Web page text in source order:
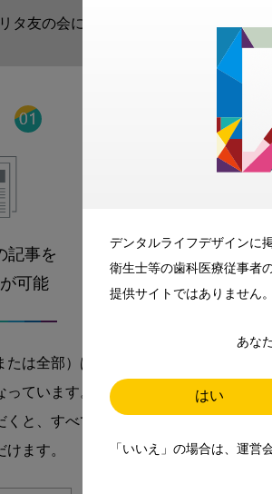
デンタルライフデザインに
衛生士等の歯科医療従事者
提供サイトではありません。
あな
はい
「いいえ」の場合は、運営
タ友の会に登録いただくと、デンタル
記事を
可能
は全部）は
ています。
と、すべて
ます。
メ
師、歯
お届け